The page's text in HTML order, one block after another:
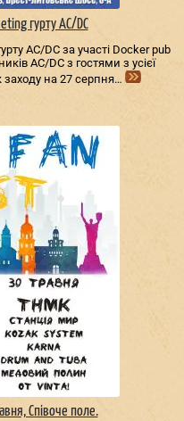
гурту AC/DС
AC/DС за участі Docker pub
AC/DС з гостями з усієї
заходу на 27 серпня…
Співоче поле.